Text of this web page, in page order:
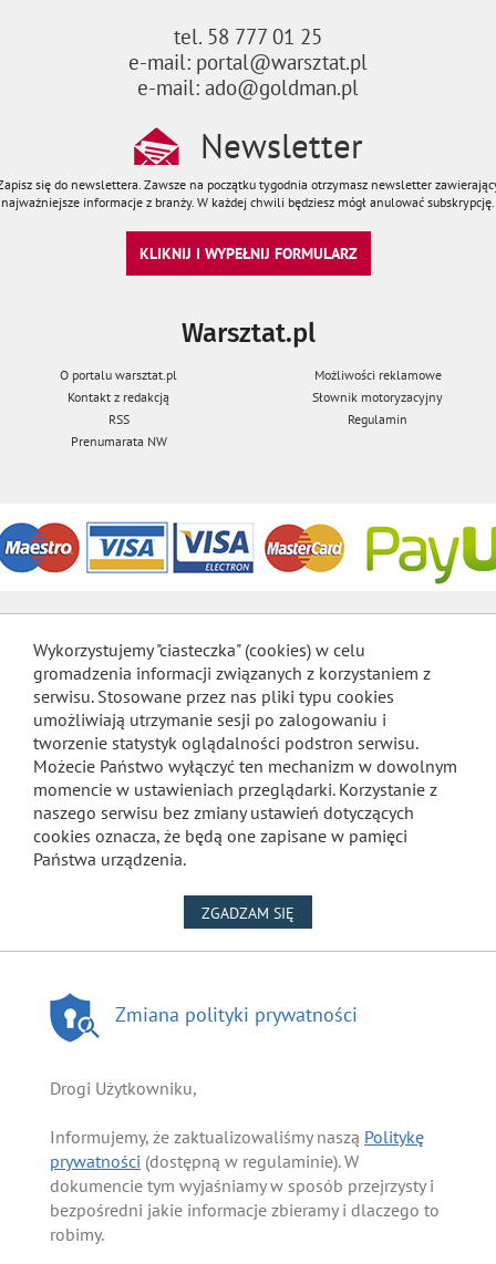
tel. 58 777 01 25
e-mail: portal@warsztat.pl
e-mail: ado@goldman.pl
Newsletter
się do newslettera. Zawsze na początku tygodnia otrzymasz newsletter
najważniejsze informacje z branży. W każdej chwili będziesz mógł anulować subskrypcję.
KLIKNIJ I WYPEŁNIJ FORMULARZ
Warsztat.pl
O portalu warsztat.pl
Możliwości reklamowe
Kontakt z redakcją
Słownik motoryzacyjny
RSS
Regulamin
Prenumarata NW
Wykorzystujemy "ciasteczka" (cookies) w celu
gromadzenia informacji związanych z korzystaniem z
serwisu. Stosowane przez nas pliki typu cookies
umożliwiają utrzymanie sesji po zalogowaniu i
tworzenie statystyk oglądalności podstron serwisu.
Możecie Państwo wyłączyć ten mechanizm w dowolnym
momencie w ustawieniach przeglądarki. Korzystanie z
naszego serwisu bez zmiany ustawień dotyczących
cookies oznacza, że będą one zapisane w pamięci
Państwa urządzenia.
ZGADZAM SIĘ
Zmiana polityki prywatności
Drogi Użytkowniku,
Informujemy, że zaktualizowaliśmy naszą Politykę
prywatności (dostępną w regulaminie). W
dokumencie tym wyjaśniamy w sposób przejrzysty i
bezpośredni jakie informacje zbieramy i dlaczego to
robimy.